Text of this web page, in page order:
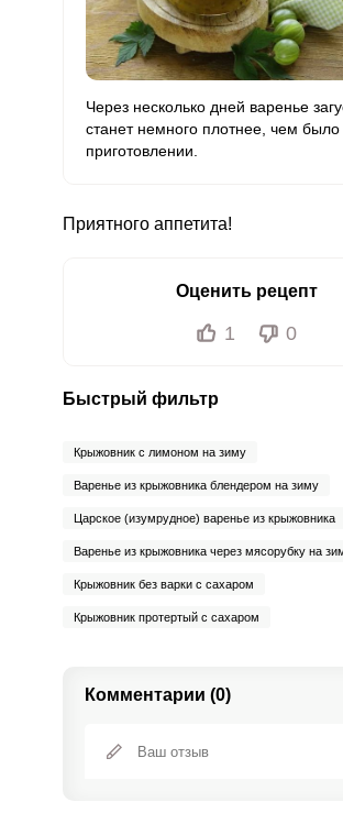
Через несколько дней варенье
станет немного плотнее, чем было
приготовлении.
Приятного аппетита!
Оценить рецепт
1 0
Быстрый фильтр
Крыжовник с лимоном на зиму
Варенье из крыжовника блендером на зиму
Царское (изумрудное) варенье из крыжовника
Варенье из крыжовника через мясорубку на
Крыжовник без варки с сахаром
Крыжовник протертый с сахаром
Комментарии (0)